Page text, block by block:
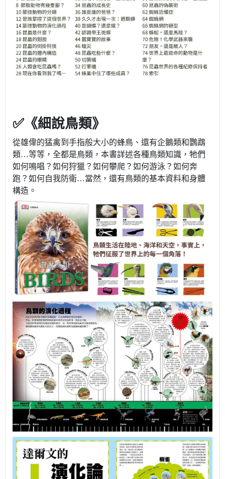
✅《細說鳥類》
從雄偉的猛禽到手指般大小的蜂鳥、還有企鵝類和鸚鵡
類…等等，全都是鳥類，本書詳述各種鳥類知識，牠們
如何鳴唱？如何狩獵？如何攀爬？如何游泳？如何奔
跑？如何自我防衛…當然，還有鳥類的基本資料和身體
構造。